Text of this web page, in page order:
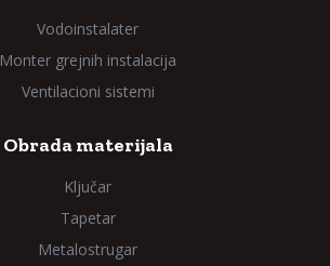
Vodoinstalater
Monter grejnih instalacija
Ventilacioni sistemi
Obrada materijala
Ključar
Tapetar
Metalostrugar